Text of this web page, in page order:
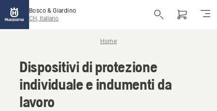
Bosco & Giardino
CH, Italiano
Home
Dispositivi di protezione
individuale e indumenti da
lavoro